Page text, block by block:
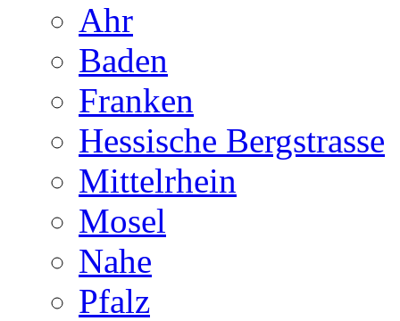
Ahr
Baden
Franken
Hessische Bergstrasse
Mittelrhein
Mosel
Nahe
Pfalz